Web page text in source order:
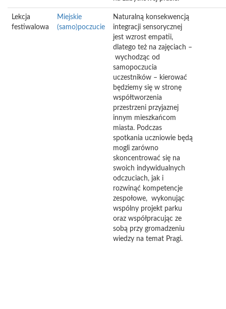
Lekcja
festiwalowa
Miejskie
(samo)poczucie
Naturalną konsekwencją
integracji sensorycznej
jest wzrost empatii,
dlatego też na zajęciach –
wychodząc od
samopoczucia
uczestników – kierować
będziemy się w stronę
współtworzenia
przestrzeni przyjaznej
innym mieszkańcom
miasta. Podczas
spotkania uczniowie będą
mogli zarówno
skoncentrować się na
swoich indywidualnych
odczuciach, jak i
rozwinąć kompetencje
zespołowe, wykonując
wspólny projekt parku
oraz współpracując ze
sobą przy gromadzeniu
wiedzy na temat Pragi.